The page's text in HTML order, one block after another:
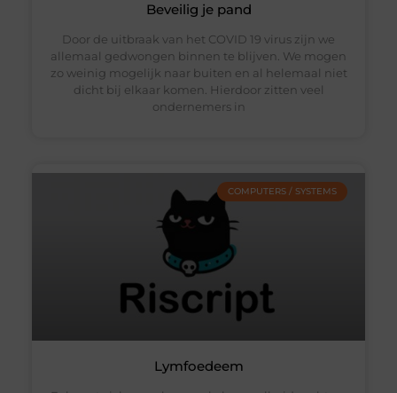
Beveilig je pand
Door de uitbraak van het COVID 19 virus zijn we
allemaal gedwongen binnen te blijven. We mogen
zo weinig mogelijk naar buiten en al helemaal niet
dicht bij elkaar komen. Hierdoor zitten veel
ondernemers in
COMPUTERS / SYSTEMS
Lymfoedeem